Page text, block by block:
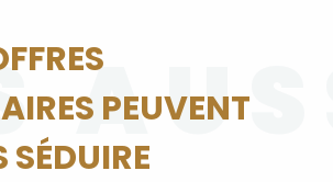
PEUVENT
SÉDUIRE